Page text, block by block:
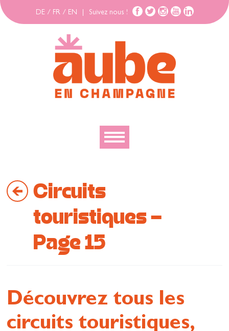
DE / FR / EN Suivez nous !
Explorer
Bouger
Se loger
Se restaurer
Circuits
touristiques -
Page 15
Découvrez tous les
circuits touristiques,